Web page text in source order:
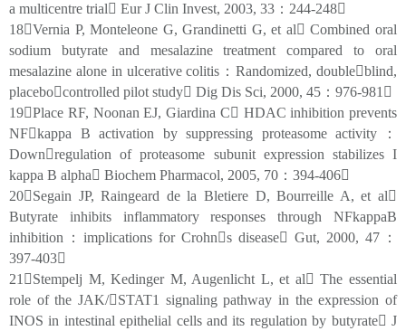
a multicentre trial Eur J Clin Invest, 2003, 33：244-248
18Vernia P, Monteleone G, Grandinetti G, et al Combined oral
sodium butyrate and mesalazine treatment compared to oral
mesalazine alone in ulcerative colitis：Randomized, doubleblind,
placebocontrolled pilot study Dig Dis Sci, 2000, 45：976-981
19Place RF, Noonan EJ, Giardina C HDAC inhibition prevents
NFkappa B activation by suppressing proteasome activity：
Downregulation of proteasome subunit expression stabilizes I
kappa B alpha Biochem Pharmacol, 2005, 70：394-406
20Segain JP, Raingeard de la Bletiere D, Bourreille A, et al
Butyrate inhibits inflammatory responses through NFkappaB
inhibition：implications for Crohns disease Gut, 2000, 47：
397-403
21Stempelj M, Kedinger M, Augenlicht L, et al The essential
role of the JAK/STAT1 signaling pathway in the expression of
INOS in intestinal epithelial cells and its regulation by butyrate J